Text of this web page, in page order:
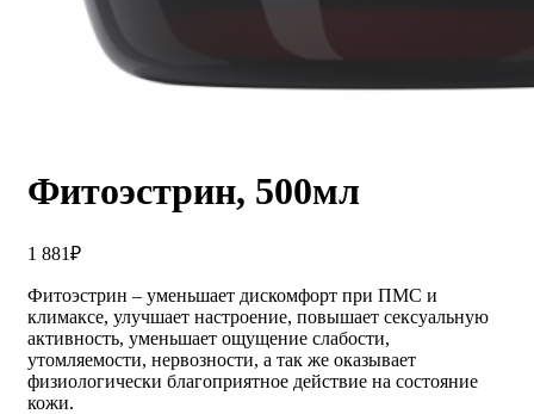
Фитоэстрин, 500мл
1 881₽
Фитоэстрин – уменьшает дискомфорт при ПМС и
климаксе, улучшает настроение, повышает сексуальную
активность, уменьшает ощущение слабости,
утомляемости, нервозности, а так же оказывает
физиологически благоприятное действие на состояние
кожи.